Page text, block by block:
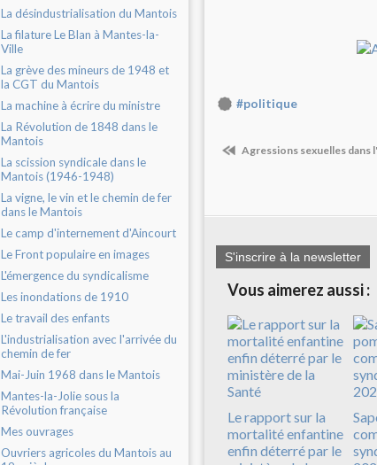
La désindustrialisation du Mantois
La filature Le Blan à Mantes-la-
Ville
La grève des mineurs de 1948 et
la CGT du Mantois
La machine à écrire du ministre
La Révolution de 1848 dans le
Mantois
La scission syndicale dans le
Mantois (1946-1948)
La vigne, le vin et le chemin de fer
dans le Mantois
Le camp d'internement d'Aincourt
Le Front populaire en images
L'émergence du syndicalisme
Les inondations de 1910
Le travail des enfants
L'industrialisation avec l'arrivée du
chemin de fer
Mai-Juin 1968 dans le Mantois
Mantes-la-Jolie sous la
Révolution française
Mes ouvrages
Ouvriers agricoles du Mantois au
#politique
Agressions sexuelles dans
S'inscrire à la newsletter
Vous aimerez aussi :
Le rapport sur la
mortalité enfantine
enfin déterré par le